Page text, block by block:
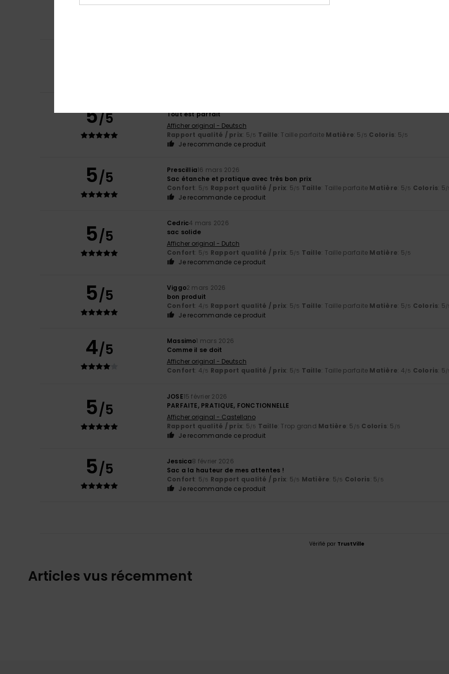
Afficher original - Castellano
5/5
Tout est parfait
Afficher original - Deutsch
Rapport qualité / prix: 5 /5 Taille: Taille parfaite Matière: 5 /5 Coloris: 5 /5
Je recommande ce produit
5/5 Prescillia16 mars 2026
Sac étanche et pratique avec très bon prix
Confort: 5 /5 Rapport qualité / prix: 5 /5 Taille: Taille parfaite Matière: 5 /5 Coloris: 5 /
Je recommande ce produit
5/5
Cedric4 mars 2026
sac solide
Afficher original - Dutch
Confort: 5 /5 Rapport qualité / prix: 5 /5 Taille: Taille parfaite Matière: 5 /5
Je recommande ce produit
5/5 Viggo2 mars 2026
bon produit
Confort: 4 /5 Rapport qualité / prix: 5 /5 Taille: Taille parfaite Matière: 5 /5 Coloris: 5 /
Je recommande ce produit
4/5 Massimo1 mars 2026
Comme il se doit
Afficher original - Deutsch
Confort: 4 /5 Rapport qualité / prix: 5 /5 Taille: Taille parfaite Matière: 4 /5 Coloris: 5 /
5/5
JOSE15 février 2026
PARFAITE, PRATIQUE, FONCTIONNELLE
Afficher original - Castellano
Rapport qualité / prix: 5 /5 Taille: Trop grand Matière: 5 /5 Coloris: 5 /5
Je recommande ce produit
5/5 Jessica8 février 2026
Sac a la hauteur de mes attentes !
Confort: 5 /5 Rapport qualité / prix: 5 /5 Matière: 5 /5 Coloris: 5 /5
Je recommande ce produit
Vérifié par TrustVille
Articles vus récemment